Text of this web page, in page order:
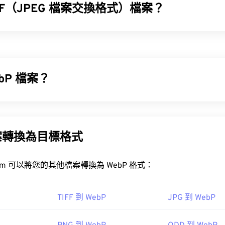
（JPEG 檔案交換格式）檔案？
檔案？
Adobe Media Encoder
區別在於檔案副檔名的拼字。
檔案？
程式上載入速度很快。
換為目標格式
FreeConvert.com 可以將您的其他檔案轉換為 WebP 格式：
TIFF 到 WebP JPG 到 WebP